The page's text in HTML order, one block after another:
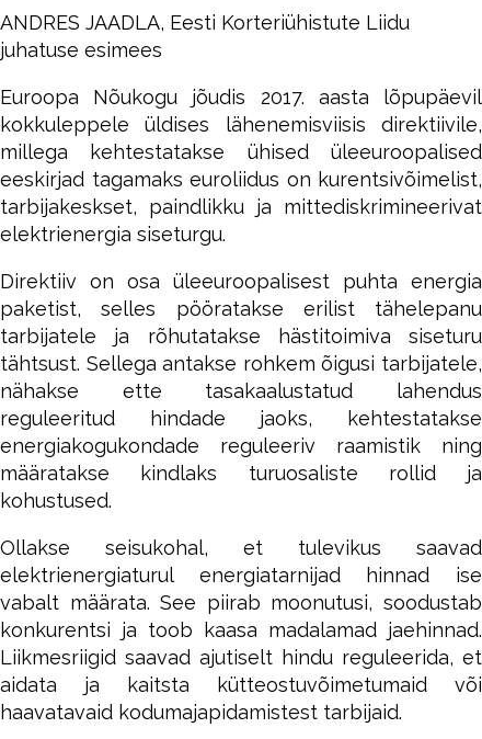
ANDRES JAADLA, Eesti Korteriühistute Liidu
juhatuse esimees
Euroopa Nõukogu jõudis 2017. aasta lõpupäevil
kokkuleppele üldises lähenemisviisis direktiivile,
millega kehtestatakse ühised üleeuroopalised
eeskirjad tagamaks euroliidus on kurentsivõimelist,
tarbijakeskset, paindlikku ja mittediskrimineerivat
elektrienergia siseturgu.
Direktiiv on osa üleeuroopalisest puhta energia
paketist, selles pööratakse erilist tähelepanu
tarbijatele ja rõhutatakse hästitoimiva siseturu
tähtsust. Sellega antakse rohkem õigusi tarbijatele,
nähakse ette tasakaalustatud lahendus
reguleeritud hindade jaoks, kehtestatakse
energiakogukondade reguleeriv raamistik ning
määratakse kindlaks turuosaliste rollid ja
kohustused.
Ollakse seisukohal, et tulevikus saavad
elektrienergiaturul energiatarnijad hinnad ise
vabalt määrata. See piirab moonutusi, soodustab
konkurentsi ja toob kaasa madalamad jaehinnad.
Liikmesriigid saavad ajutiselt hindu reguleerida, et
aidata ja kaitsta kütteostuvõimetumaid või
haavatavaid kodumajapidamistest tarbijaid.